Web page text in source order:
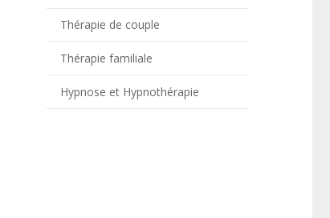
Thérapie de couple
Thérapie familiale
Hypnose et Hypnothérapie